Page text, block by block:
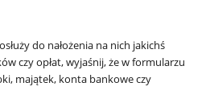
do nałożenia na nich jakichś
czy opłat, wyjaśnij, że w formularzu
majątek, konta bankowe czy